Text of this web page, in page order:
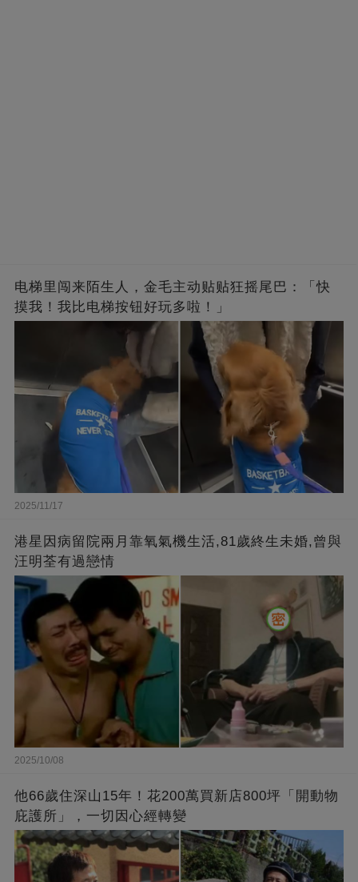
电梯里闯来陌生人，金毛主动贴贴狂摇尾巴：「快
摸我！我比电梯按钮好玩多啦！」
2025/11/17
港星因病留院兩月靠氧氣機生活,81歲終生未婚,曾與
汪明荃有過戀情
2025/10/08
他66歲住深山15年！花200萬買新店800坪「開動物
庇護所」，一切因心經轉變